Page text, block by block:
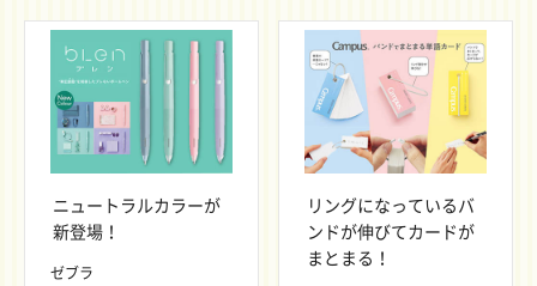
ニュートラルカラーが
新登場！
ゼブラ
リングになっているバ
ンドが伸びてカードが
まとまる！